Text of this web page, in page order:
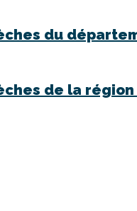
du
de la région